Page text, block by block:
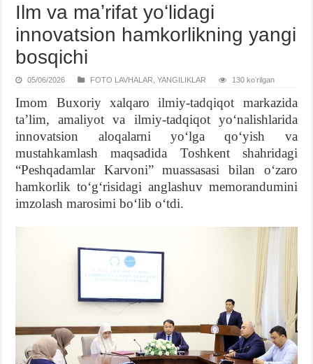
Ilm va maʼrifat yoʻlidagi
innovatsion hamkorlikning yangi
bosqichi
05/06/2026 FOTO LAVHALAR ,YANGILIKLAR 130 koʻrilgan
Imom Buxoriy xalqaro ilmiy-tadqiqot markazida
taʼlim, amaliyot va ilmiy-tadqiqot yoʻnalishlarida
innovatsion aloqalarni yoʻlga qoʻyish va
mustahkamlash maqsadida Toshkent shahridagi
“Peshqadamlar Karvoni” muassasasi bilan oʻzaro
hamkorlik toʻgʻrisidagi anglashuv memorandumini
imzolash marosimi boʻlib oʻtdi.